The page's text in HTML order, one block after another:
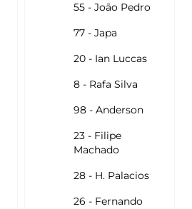
55 - João Pedro
77 - Japa
20 - Ian Luccas
8 - Rafa Silva
98 - Anderson
23 - Filipe
Machado
28 - H. Palacios
26 - Fernando